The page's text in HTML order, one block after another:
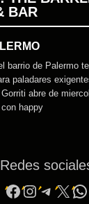
BAR
barrio de Palermo
paladares
abre de
happy
Redes
Facebook
Instagram
X